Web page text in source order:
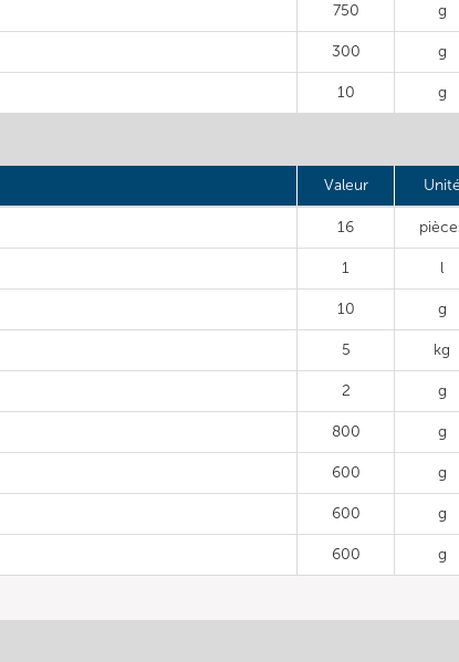
750 g
300 g
10 g
Valeur Unité
16
1 l
10 g
5 kg
2 g
800 g
600 g
600 g
600 g